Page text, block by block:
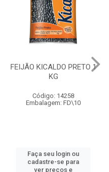
FEIJÃO KICALDO PRETO 1
KG
Código: 14258
Embalagem: FD\10
Faça seu login ou
cadastre-se para
ver preços e